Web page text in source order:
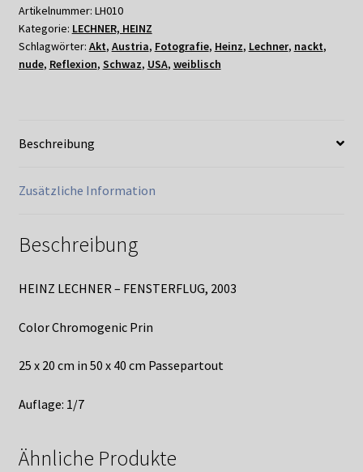
2003
Menge
Artikelnummer: LH010
Kategorie: LECHNER, HEINZ
Schlagwörter: Akt, Austria, Fotografie, Heinz, Lechner, nackt,
nude, Reflexion, Schwaz, USA, weiblisch
Beschreibung
Zusätzliche Information
Beschreibung
HEINZ LECHNER – FENSTERFLUG, 2003
Color Chromogenic Prin
25 x 20 cm in 50 x 40 cm Passepartout
Auflage: 1/7
Ähnliche Produkte